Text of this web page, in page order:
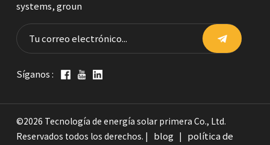
systems, groun
Síganos :
©2026 Tecnología de energía solar primera Co., Ltd.
Reservados todos los derechos. |
blog política de